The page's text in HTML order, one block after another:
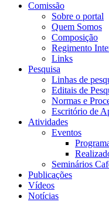
Comissão
Sobre o portal
Quem Somos
Composição
Regimento
Links
Pesquisa
Linhas de
Editais de
Normas e
Escritório de
Atividades
Eventos
Seminários
Publicações
Vídeos
Notícias